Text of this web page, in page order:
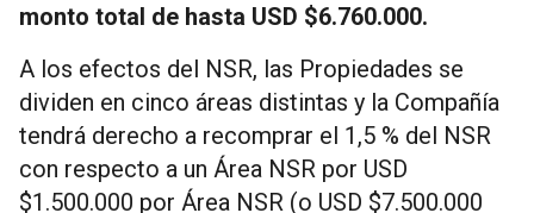
monto total de hasta USD $6.760.000.
A los efectos del NSR, las Propiedades se
dividen en cinco áreas distintas y la Compañía
tendrá derecho a recomprar el 1,5 % del NSR
con respecto a un Área NSR por USD
$1.500.000 por Área NSR (o USD $7.500.000